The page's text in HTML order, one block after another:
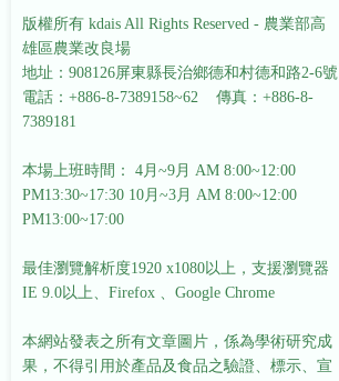
版權所有 kdais All Rights Reserved - 農業部高
雄區農業改良場
地址：908126屏東縣長治鄉德和村德和路2-6號
電話：+886-8-7389158~62 傳真：+886-8-
7389181
本場上班時間： 4月~9月 AM 8:00~12:00
PM13:30~17:30 10月~3月 AM 8:00~12:00
PM13:00~17:00
最佳瀏覽解析度1920 x1080以上，支援瀏覽器
IE 9.0以上、Firefox 、Google Chrome
本網站發表之所有文章圖片，係為學術研究成
果，不得引用於產品及食品之驗證、標示、宣